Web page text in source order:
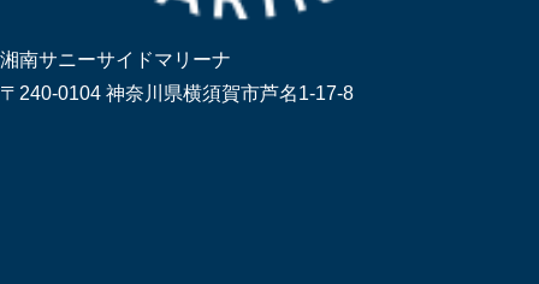
湘南サニーサイドマリーナ
〒240-0104 神奈川県横須賀市芦名1-17-8